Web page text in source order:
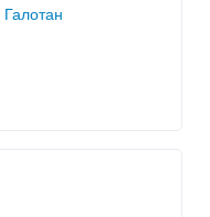
Галотан